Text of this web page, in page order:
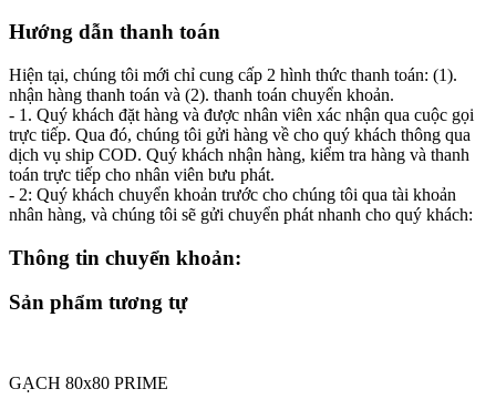
Hướng dẫn thanh toán
Hiện tại, chúng tôi mới chỉ cung cấp 2 hình thức thanh toán: (1).
nhận hàng thanh toán và (2). thanh toán chuyển khoản.
- 1. Quý khách đặt hàng và được nhân viên xác nhận qua cuộc gọi
trực tiếp. Qua đó, chúng tôi gửi hàng về cho quý khách thông qua
dịch vụ ship COD. Quý khách nhận hàng, kiểm tra hàng và thanh
toán trực tiếp cho nhân viên bưu phát.
- 2: Quý khách chuyển khoản trước cho chúng tôi qua tài khoản
nhân hàng, và chúng tôi sẽ gửi chuyển phát nhanh cho quý khách:
Thông tin chuyển khoản:
Sản phẩm tương tự
GẠCH 80x80 PRIME